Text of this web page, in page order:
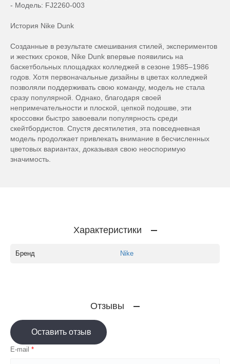
- Модель: FJ2260-003
История Nike Dunk
Созданные в результате смешивания стилей, экспериментов
и жестких сроков, Nike Dunk впервые появились на
баскетбольных площадках колледжей в сезоне 1985–1986
годов. Хотя первоначальные дизайны в цветах колледжей
позволяли поддерживать свою команду, модель не стала
сразу популярной. Однако, благодаря своей
непримечательности и плоской, цепкой подошве, эти
кроссовки быстро завоевали популярность среди
скейтбордистов. Спустя десятилетия, эта повседневная
модель продолжает привлекать внимание в бесчисленных
цветовых вариантах, доказывая свою неоспоримую
значимость.
Характеристики
Бренд Nike
Отзывы
Оставить отзыв
E-mail